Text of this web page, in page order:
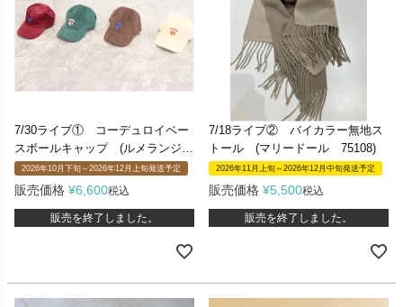
7/30ライブ① コーデュロイベー
スボールキャップ (ルメランジ
ュ 8658001)
2026年10月下旬～2026年12月上旬発送予定
販売価格 ¥6,600税込
販売を終了しました。
7/18ライブ② バイカラー無地ス
トール (マリードール 75108)
2026年11月上旬～2026年12月中旬発送予定
販売価格 ¥5,500税込
販売を終了しました。